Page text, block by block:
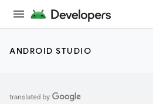
ANDROID STUDIO